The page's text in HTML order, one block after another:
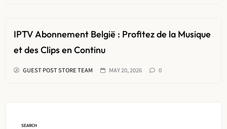
IPTV Abonnement België : Profitez de la Musique
et des Clips en Continu
GUEST POST STORE TEAM MAY 20, 2026 0
SEARCH